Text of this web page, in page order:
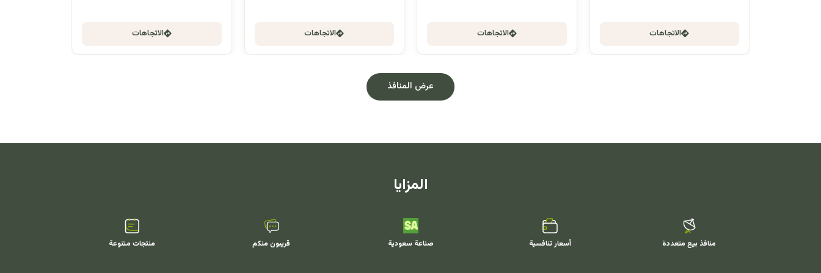
الاتجاهات الاتجاهات الاتجاهات الاتجاهات
عرض المنافذ
المزايا
منافذ بيع متعددة أسعار تنافسية صناعة سعودية قريبون منكم منتجات متنوعة